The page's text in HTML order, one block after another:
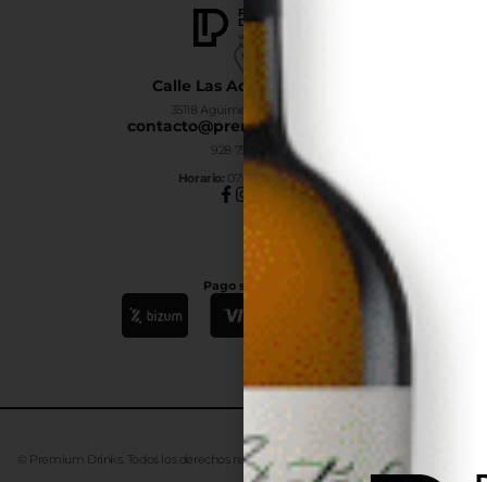
Calle Las Adelfas Nº6-B
35118 Agüimes, Las Palmas
contacto@premiumdrinks.es
928 754 363
Horario: 07:00h a 15:00h
Pago seguro
© Premium Drinks. Todos los derechos reservados. Desarrollado Advanze